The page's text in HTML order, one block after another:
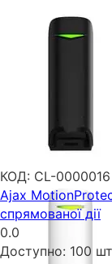
КОД: CL-0000016
Ajax
спрямованої дії
0.0
Доступно: 100